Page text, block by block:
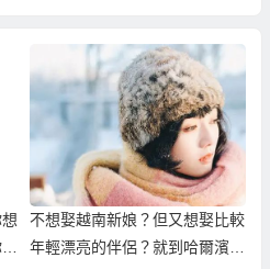
不想娶越南新娘？但又想娶比較
年輕漂亮的伴侶？就到哈爾濱相